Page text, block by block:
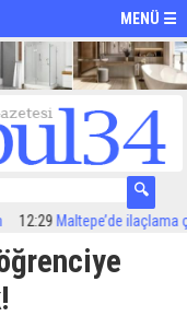
MENÜ ☰
Maltepe’de ilaçlama